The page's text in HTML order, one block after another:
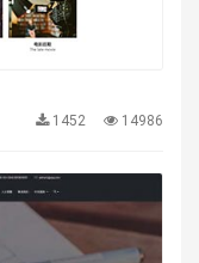
1452 14986